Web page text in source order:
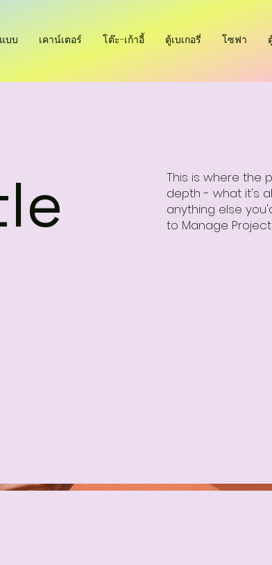
บบ เคาน์เตอร์ โต๊ะ-เก้าอี้ ตู้เบเกอรี่ โซฟา
This is where the
depth - what it's
anything else
to Manage